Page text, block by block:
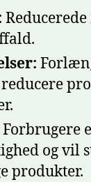
Forbrugere
og vil
produkter.